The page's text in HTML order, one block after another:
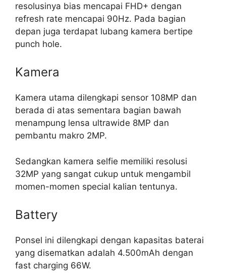
resolusinya bias mencapai FHD+ dengan
refresh rate mencapai 90Hz. Pada bagian
depan juga terdapat lubang kamera bertipe
punch hole.
Kamera
Kamera utama dilengkapi sensor 108MP dan
berada di atas sementara bagian bawah
menampung lensa ultrawide 8MP dan
pembantu makro 2MP.
Sedangkan kamera selfie memiliki resolusi
32MP yang sangat cukup untuk mengambil
momen-momen special kalian tentunya.
Battery
Ponsel ini dilengkapi dengan kapasitas baterai
yang disematkan adalah 4.500mAh dengan
fast charging 66W.